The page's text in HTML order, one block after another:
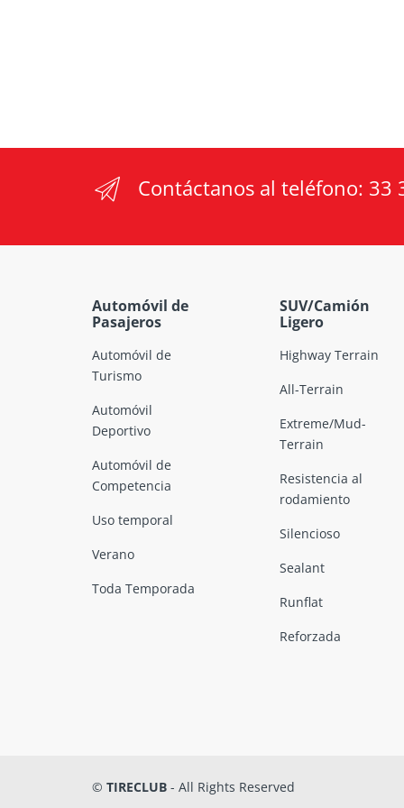
Contáctanos al teléfono: 33
Automóvil de
Pasajeros
Automóvil de
Turismo
Automóvil
Deportivo
Automóvil de
Competencia
Uso temporal
Verano
Toda Temporada
SUV/Camión
Ligero
Highway Terrain
All-Terrain
Extreme/Mud-
Terrain
Resistencia al
rodamiento
Silencioso
Sealant
Runflat
Reforzada
© TIRECLUB - All Rights Reserved